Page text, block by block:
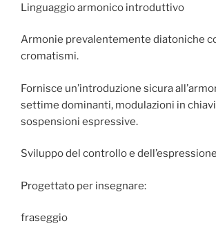
Linguaggio armonico introduttivo
Armonie prevalentemente diatoniche
cromatismi.
Fornisce un’introduzione sicura
settime dominanti, modulazioni in
sospensioni espressive.
Sviluppo del controllo e dell’espressione
Progettato per insegnare:
fraseggio